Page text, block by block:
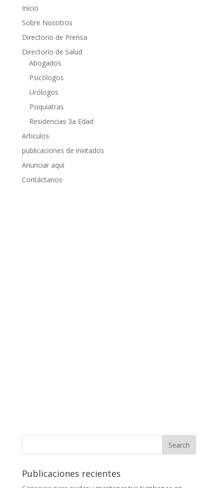
Inicio
Sobre Nosotros
Directorio de Prensa
Directorio de Salud
Abogados
Psicólogos
Urólogos
Psiquiatras
Residencias 3a Edad
Articulos
publicaciones de invitados
Anunciar aquí
Contáctanos
Publicaciones recientes